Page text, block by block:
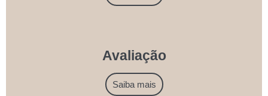
Avaliação
Saiba mais